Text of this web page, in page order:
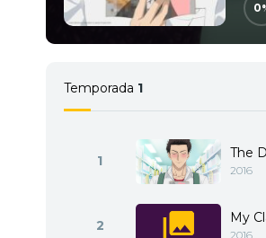
0
Temporada 1
1 The
2016
2 My
2016